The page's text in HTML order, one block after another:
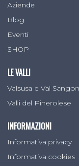
Aziende
Blog
Eventi
SHOP
LE VALLI
Valsusa e Val
Valli del Pinerolese
INFORMAZIONI
Informativa privacy
Informativa cookies